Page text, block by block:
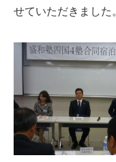
せていただきました。